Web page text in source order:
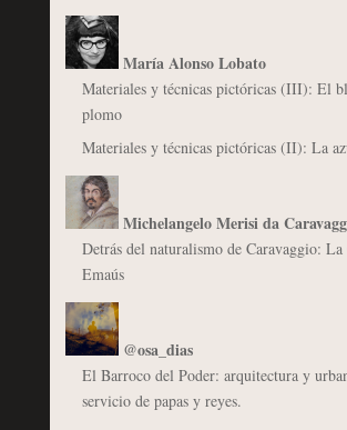
María Alonso Lobato
Materiales y técnicas pictóricas (III): El
plomo
Materiales y técnicas pictóricas (II): La
Michelangelo Merisi da
Detrás del naturalismo de Caravaggio: La
Emaús
@osa_dias
El Barroco del Poder: arquitectura y
servicio de papas y reyes.